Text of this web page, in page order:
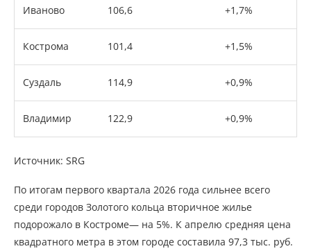
Иваново 106,6 +1,7%
Кострома 101,4 +1,5%
Суздаль 114,9 +0,9%
Владимир 122,9 +0,9%
Источник: SRG
По итогам первого квартала 2026 года сильнее всего
среди городов Золотого кольца вторичное жилье
подорожало в Костроме— на 5%. К апрелю средняя цена
квадратного метра в этом городе составила 97,3 тыс. руб.